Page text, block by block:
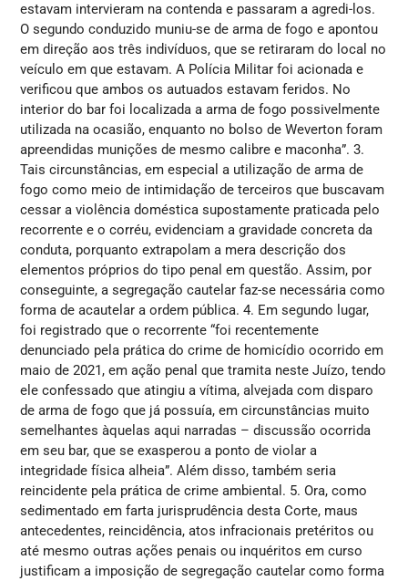
estavam intervieram na contenda e passaram a agredi-los.
O segundo conduzido muniu-se de arma de fogo e apontou
em direção aos três indivíduos, que se retiraram do local no
veículo em que estavam. A Polícia Militar foi acionada e
verificou que ambos os autuados estavam feridos. No
interior do bar foi localizada a arma de fogo possivelmente
utilizada na ocasião, enquanto no bolso de Weverton foram
apreendidas munições de mesmo calibre e maconha”. 3.
Tais circunstâncias, em especial a utilização de arma de
fogo como meio de intimidação de terceiros que buscavam
cessar a violência doméstica supostamente praticada pelo
recorrente e o corréu, evidenciam a gravidade concreta da
conduta, porquanto extrapolam a mera descrição dos
elementos próprios do tipo penal em questão. Assim, por
conseguinte, a segregação cautelar faz-se necessária como
forma de acautelar a ordem pública. 4. Em segundo lugar,
foi registrado que o recorrente “foi recentemente
denunciado pela prática do crime de homicídio ocorrido em
maio de 2021, em ação penal que tramita neste Juízo, tendo
ele confessado que atingiu a vítima, alvejada com disparo
de arma de fogo que já possuía, em circunstâncias muito
semelhantes àquelas aqui narradas – discussão ocorrida
em seu bar, que se exasperou a ponto de violar a
integridade física alheia”. Além disso, também seria
reincidente pela prática de crime ambiental. 5. Ora, como
sedimentado em farta jurisprudência desta Corte, maus
antecedentes, reincidência, atos infracionais pretéritos ou
até mesmo outras ações penais ou inquéritos em curso
justificam a imposição de segregação cautelar como forma